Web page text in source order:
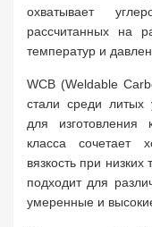
охватывает
рассчитанных на
температур и
WCB (Weldable
стали среди литых
для изготовления
класса сочетает
вязкость при низких
подходит для
умеренные и